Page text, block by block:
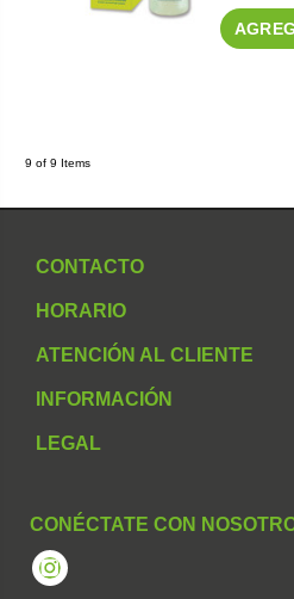
9 of 9 Items
CONTACTO
HORARIO
ATENCIÓN AL CLIENTE
INFORMACIÓN
LEGAL
CONÉCTATE CON
Instagram